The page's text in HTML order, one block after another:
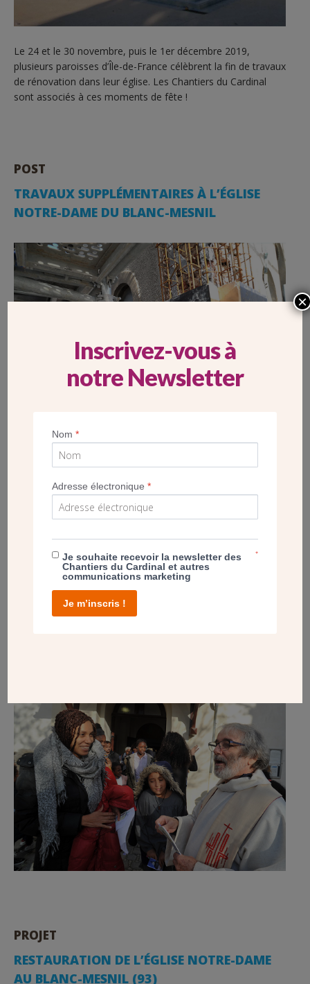
Le 24 et le 30 novembre, puis le 1er décembre 2019,
plusieurs paroisses d’Île-de-France célèbrent la fin de travaux
de rénovation dans leur église. Les Chantiers du Cardinal
sont associés à ces moments de fête !
POST
TRAVAUX SUPPLÉMENTAIRES À L’ÉGLISE
NOTRE-DAME DU BLANC-MESNIL
Le clocher de l’église Notre-Dame au Blanc-Mesnil (Seine-
Saint-Denis) nécessite des travaux de renforcement.
Le chantier va se terminer un peu plus tard que prévu.
RESTAURATION DE L’ÉGLISE NOTRE-DAME
PROJET
RESTAURATION DE L’ÉGLISE NOTRE-DAME
AU BLANC-MESNIL (93)
Inscrivez-vous à
notre Newsletter
Nom*
Adresse électronique*
Je souhaite recevoir la newsletter des
Chantiers du Cardinal et autres
communications marketing
*
Je m’inscris !
×